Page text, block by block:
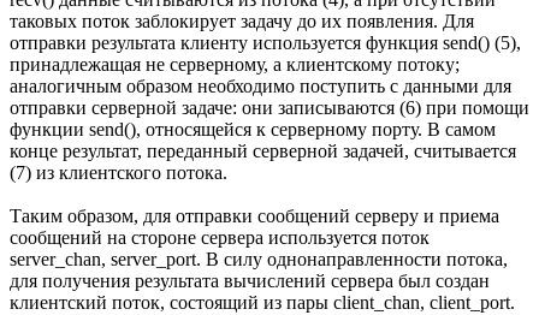
таковых поток заблокирует задачу до их появления. Для
отправки результата клиенту используется функция send() (5),
принадлежащая не серверному, а клиентскому потоку;
аналогичным образом необходимо поступить с данными для
отправки серверной задаче: они записываются (6) при помощи
функции send(), относящейся к серверному порту. В самом
конце результат, переданный серверной задачей, считывается
(7) из клиентского потока.
Таким образом, для отправки сообщений серверу и приема
сообщений на стороне сервера используется поток
server_chan, server_port. В силу однонаправленности потока,
для получения результата вычислений сервера был создан
клиентский поток, состоящий из пары client_chan, client_port.